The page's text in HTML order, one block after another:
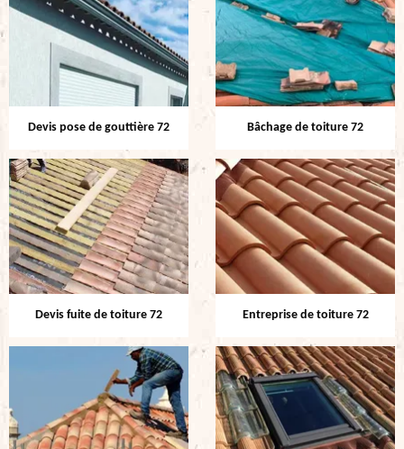
Devis pose de gouttière 72 Bâchage de toiture 72
Devis fuite de toiture 72 Entreprise de toiture 72